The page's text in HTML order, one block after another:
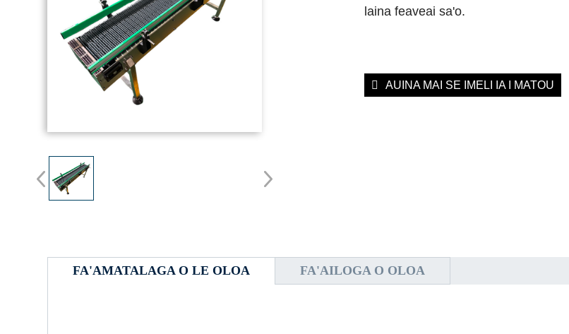
laina feaveai sa'o.
AUINA MAI SE IMELI IA I MATOU
FA'AMATALAGA O LE OLOA FA'AILOGA O OLOA